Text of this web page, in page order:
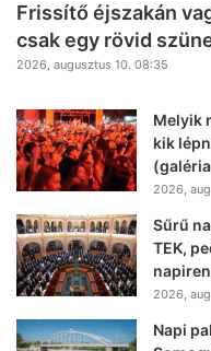
Frissítő éjszakán
csak egy rövid
2026, augusztus 10. 08:35
Melyik
kik
2026,
Sűrű
TEK,
2026,
Napi